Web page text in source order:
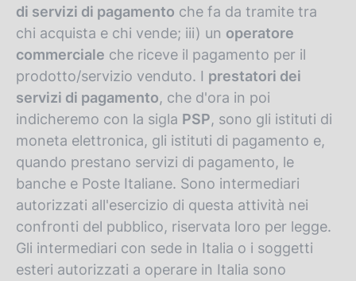
di servizi di pagamento che fa da tramite tra
chi acquista e chi vende; iii) un operatore
commerciale che riceve il pagamento per il
prodotto/servizio venduto. I prestatori dei
servizi di pagamento, che d'ora in poi
indicheremo con la sigla PSP, sono gli istituti di
moneta elettronica, gli istituti di pagamento e,
quando prestano servizi di pagamento, le
banche e Poste Italiane. Sono intermediari
autorizzati all'esercizio di questa attività nei
confronti del pubblico, riservata loro per legge.
Gli intermediari con sede in Italia o i soggetti
esteri autorizzati a operare in Italia sono